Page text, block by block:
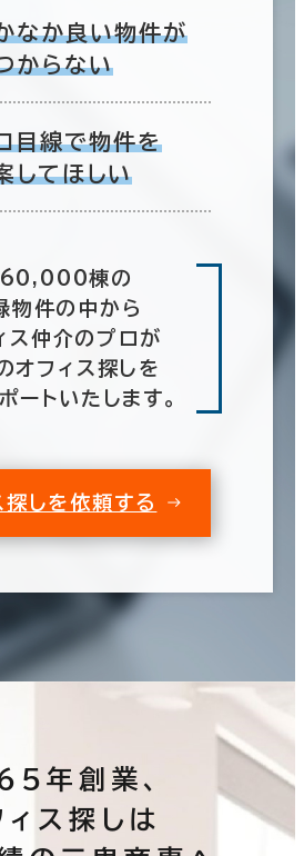
なか良い物件が
からない
目線で物件を
してほしい
棟の
物件の中から
ス仲介のプロが
オフィス探しを
ートいたします。
探しを依頼する
年創業、
ィス探しは